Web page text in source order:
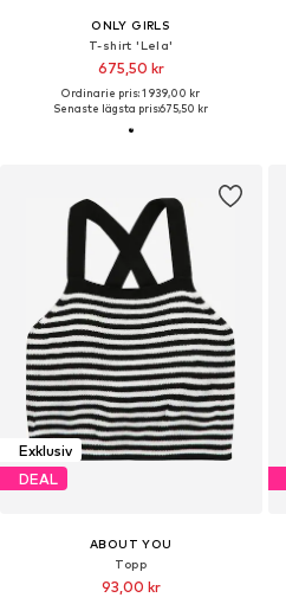
ONLY GIRLS
T-shirt 'Lela'
675,50 kr
Ordinarie pris: 1 939,00 kr
Senaste lägsta pris:675,50 kr
Exklusiv
DEAL
ABOUT YOU
Topp
93,00 kr